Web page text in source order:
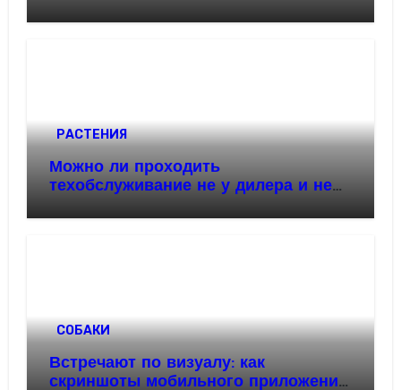
РАСТЕНИЯ
Можно ли проходить
техобслуживание не у дилера и не
полочкам
СОБАКИ
Встречают по визуалу: как
скриншоты мобильного приложения